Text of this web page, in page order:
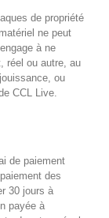
de propriété
ne peut
à ne
réel ou autre, au
ou
CCL Live.
de paiement
des
30 jours à
payée à